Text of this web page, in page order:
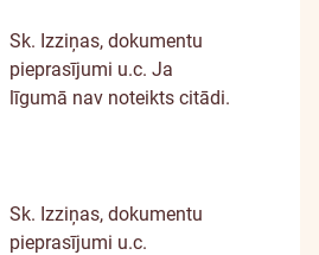
Sk. Izziņas, dokumentu
pieprasījumi u.c. Ja
līgumā nav noteikts citādi.
Sk. Izziņas, dokumentu
pieprasījumi u.c.